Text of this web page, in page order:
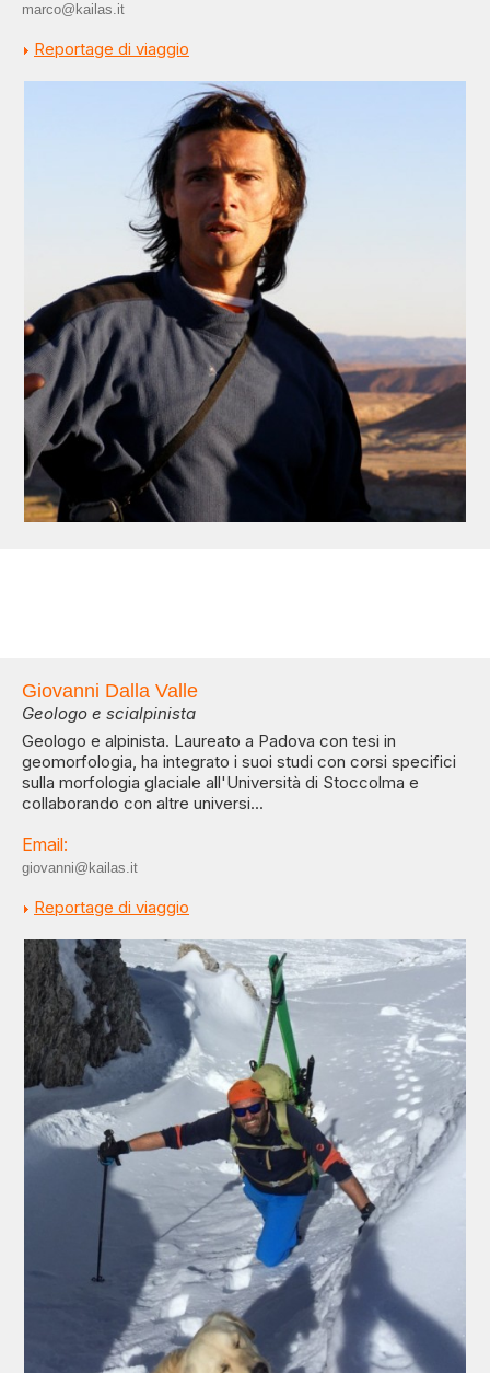
marco@kailas.it
Reportage di viaggio
Giovanni Dalla Valle
Geologo e scialpinista
Geologo e alpinista. Laureato a Padova con tesi in
geomorfologia, ha integrato i suoi studi con corsi specifici
sulla morfologia glaciale all'Università di Stoccolma e
collaborando con altre universi...
Email:
giovanni@kailas.it
Reportage di viaggio